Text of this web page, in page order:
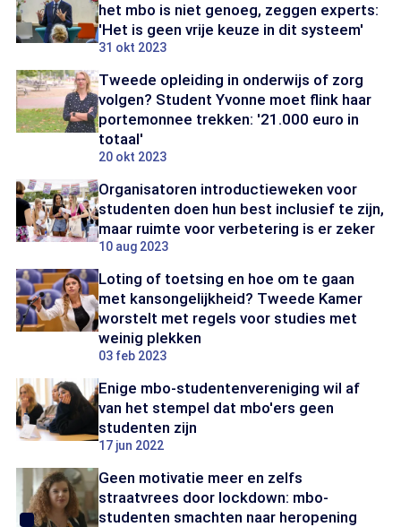
het mbo is niet genoeg, zeggen experts:
'Het is geen vrije keuze in dit systeem'
31 okt 2023
Tweede opleiding in onderwijs of zorg
volgen? Student Yvonne moet flink haar
portemonnee trekken: '21.000 euro in
totaal'
20 okt 2023
Organisatoren introductieweken voor
studenten doen hun best inclusief te zijn,
maar ruimte voor verbetering is er zeker
10 aug 2023
Loting of toetsing en hoe om te gaan
met kansongelijkheid? Tweede Kamer
worstelt met regels voor studies met
weinig plekken
03 feb 2023
Enige mbo-studentenvereniging wil af
van het stempel dat mbo'ers geen
studenten zijn
17 jun 2022
Geen motivatie meer en zelfs
straatvrees door lockdown: mbo-
studenten smachten naar heropening